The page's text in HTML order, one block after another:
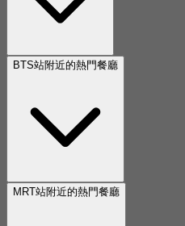
BTS站附近的熱門餐廳
MRT站附近的熱門餐廳